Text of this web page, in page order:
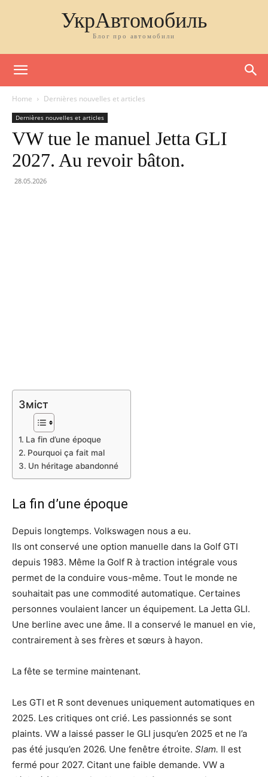
УкрАвтомобиль
Блог про автомобили
Home Dernières nouvelles et articles
Dernières nouvelles et articles
VW tue le manuel Jetta GLI
2027. Au revoir bâton.
28.05.2026
Зміст
La fin d’une époque
Pourquoi ça fait mal
Un héritage abandonné
La fin d’une époque
Depuis longtemps. Volkswagen nous a eu.
Ils ont conservé une option manuelle dans la Golf GTI
depuis 1983. Même la Golf R à traction intégrale vous
permet de la conduire vous-même. Tout le monde ne
souhaitait pas une commodité automatique. Certaines
personnes voulaient lancer un équipement. La Jetta GLI.
Une berline avec une âme. Il a conservé le manuel en vie,
contrairement à ses frères et sœurs à hayon.
La fête se termine maintenant.
Les GTI et R sont devenues uniquement automatiques en
2025. Les critiques ont crié. Les passionnés se sont
plaints. VW a laissé passer le GLI jusqu’en 2025 et ne l’a
pas été jusqu’en 2026. Une fenêtre étroite. Slam. Il est
fermé pour 2027. Citant une faible demande. VW a